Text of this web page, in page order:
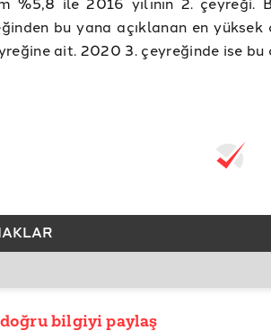
bu yana açıklanan en
ait. 2020 3. çeyreğinde ise bu
Sayıştay Başkanlığı Kamu İşletmeleri
TARİHİ
doğru bilgiyi paylaş